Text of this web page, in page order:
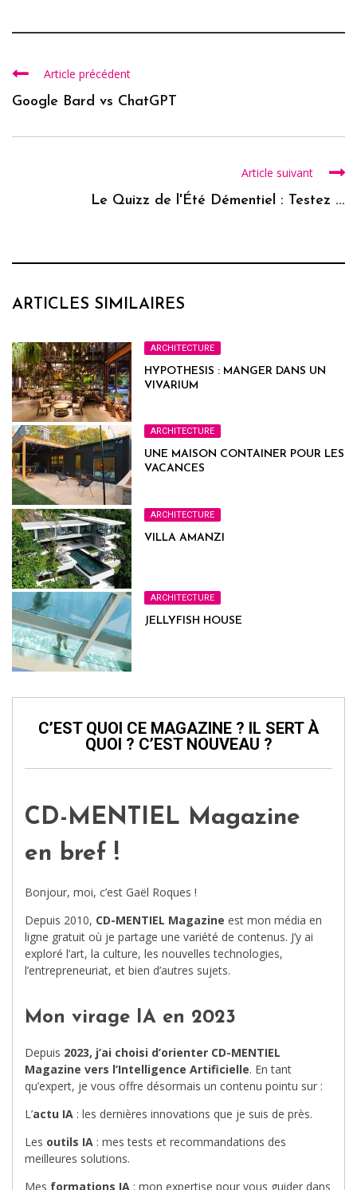
Article précédent
Google Bard vs ChatGPT
Article suivant
Le Quizz de l'Été Démentiel : Testez ...
ARTICLES SIMILAIRES
ARCHITECTURE
HYPOTHESIS : MANGER DANS UN
VIVARIUM
ARCHITECTURE
UNE MAISON CONTAINER POUR LES
VACANCES
ARCHITECTURE
VILLA AMANZI
ARCHITECTURE
JELLYFISH HOUSE
C’EST QUOI CE MAGAZINE ? IL SERT À
QUOI ? C’EST NOUVEAU ?
CD-MENTIEL Magazine
en bref !
Bonjour, moi, c’est Gaël Roques !
Depuis 2010, CD-MENTIEL Magazine est mon média en
ligne gratuit où je partage une variété de contenus. J’y ai
exploré l’art, la culture, les nouvelles technologies,
l’entrepreneuriat, et bien d’autres sujets.
Mon virage IA en 2023
Depuis 2023, j’ai choisi d’orienter CD-MENTIEL
Magazine vers l’Intelligence Artificielle. En tant
qu’expert, je vous offre désormais un contenu pointu sur :
L’actu IA : les dernières innovations que je suis de près.
Les outils IA : mes tests et recommandations des
meilleures solutions.
Mes formations IA : mon expertise pour vous guider dans